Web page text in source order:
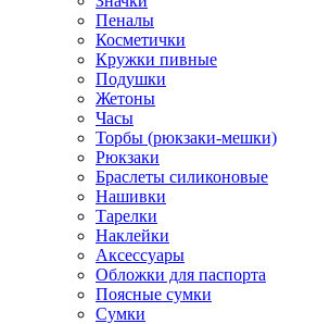
Пеналы
Косметички
Кружки пивные
Подушки
Жетоны
Часы
Торбы (рюкзаки-мешки)
Рюкзаки
Браслеты силиконовые
Нашивки
Тарелки
Наклейки
Аксессуары
Обложки для паспорта
Поясные сумки
Сумки